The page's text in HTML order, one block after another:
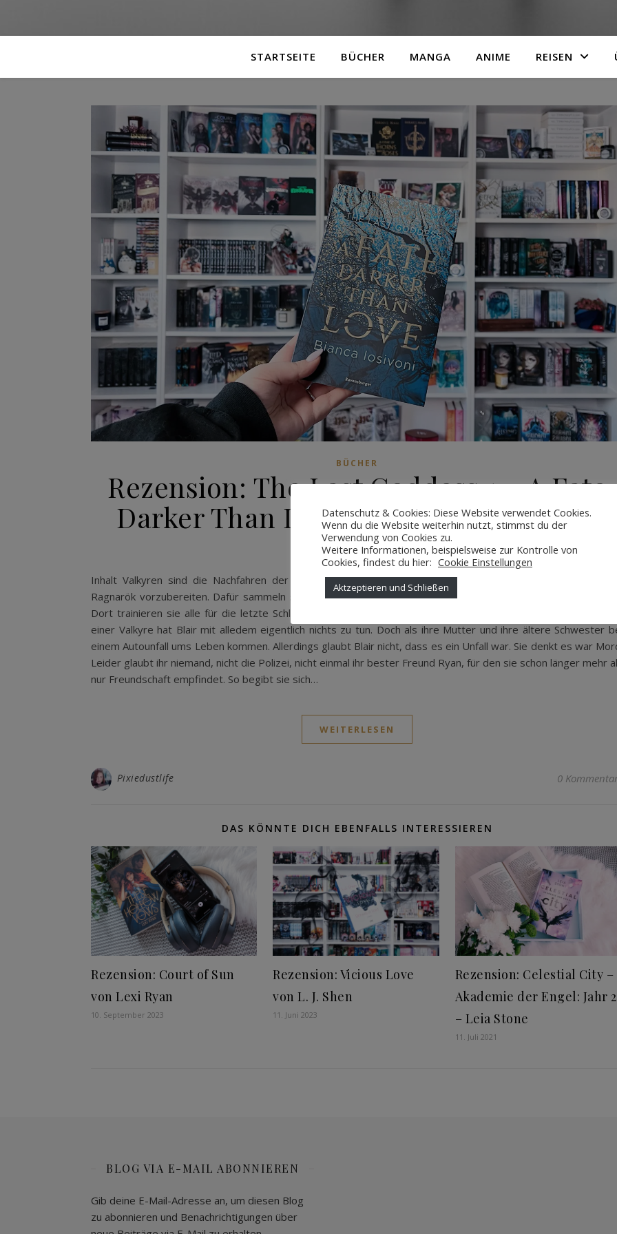
STARTSEITE BÜCHER MANGA ANIME REISEN
BÜCHER
Rezension: The Last Goddess 1 – A Fate
Darker Than Love von Bianca Iosivoni
18. März 2022
Inhalt Valkyren sind die Nachfahren der mächtigen nordischen Gottheiten und haben die Aufgabe sich auf
Ragnarök vorzubereiten. Dafür sammeln sie die Seelen gefallener Heldenseelen und bringen sie nach Valhalla.
Dort trainieren sie alle für die letzte Schlacht, um die Menschheit zu beschützen. Als zweitgeborene Tochter
einer Valkyre hat Blair mit alledem eigentlich nichts zu tun. Doch als ihre Mutter und ihre ältere Schwester
einem Autounfall ums Leben kommen. Allerdings glaubt Blair nicht, dass es ein Unfall war. Sie denkt es war
Leider glaubt ihr niemand, nicht die Polizei, nicht einmal ihr bester Freund Ryan, für den sie schon länger mehr
nur Freundschaft empfindet. So begibt sie sich…
WEITERLESEN
Pixiedustlife 0
DAS KÖNNTE DICH EBENFALLS INTERESSIEREN
Rezension: Court of Sun
von Lexi Ryan
10. September 2023
Rezension: Vicious Love
von L. J. Shen
11. Juni 2023
Rezension: Celestial City –
Akademie der Engel: Jahr 2
– Leia Stone
11. Juli 2021
BLOG VIA E-MAIL ABONNIEREN
Gib deine E-Mail-Adresse an, um diesen Blog
zu abonnieren und Benachrichtigungen über
Datenschutz & Cookies: Diese Website verwendet Cookies.
Wenn du die Website weiterhin nutzt, stimmst du der
Verwendung von Cookies zu.
Weitere Informationen, beispielsweise zur Kontrolle von
Cookies, findest du hier: Cookie Einstellungen
Aktzeptieren und Schließen